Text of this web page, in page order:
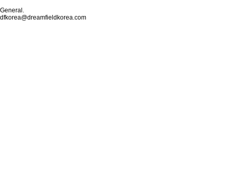
General.
dfkorea@dreamfieldkorea.com